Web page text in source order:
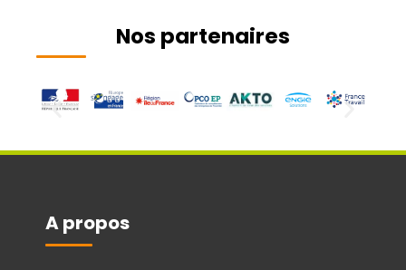
Nos partenaires
A propos